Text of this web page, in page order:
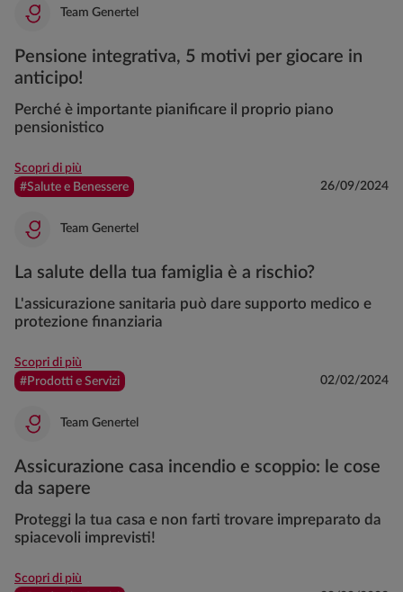
Team Genertel
Pensione integrativa, 5 motivi per giocare in
anticipo!
Perché è importante pianificare il proprio piano
pensionistico
Scopri di più
#Salute e Benessere
26/09/2024
Team Genertel
La salute della tua famiglia è a rischio?
L'assicurazione sanitaria può dare supporto medico e
protezione finanziaria
Scopri di più
#Prodotti e Servizi
02/02/2024
Team Genertel
Assicurazione casa incendio e scoppio: le cose
da sapere
Proteggi la tua casa e non farti trovare impreparato da
spiacevoli imprevisti!
Scopri di più